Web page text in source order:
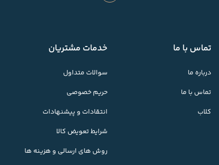
تماس با ما
درباره ما
تماس با ما
کلاب
خدمات مشتریان
سوالات متداول
حریم خصوصی
انتقادات و پیشنهادات
شرایط تعویض کالا
روش های ارسالی و هزینه ها